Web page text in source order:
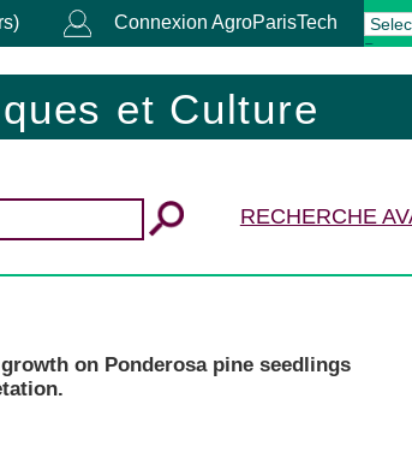
Connexion AgroParisTech
et Culture
RECHERCHE
on Ponderosa pine seedlings